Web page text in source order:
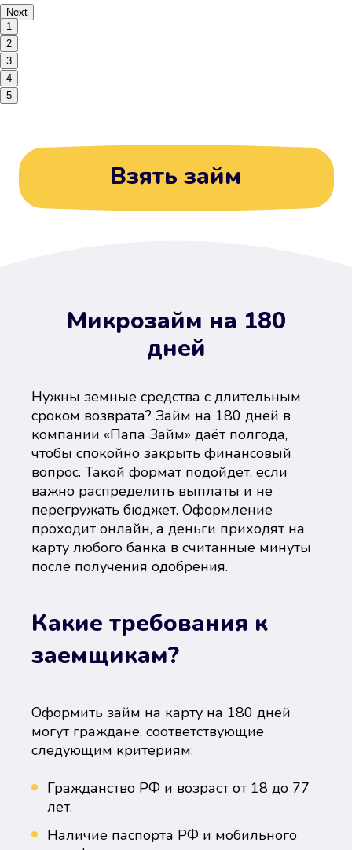
Next
1
2
3
4
5
Взять займ
Микрозайм на 180
дней
Нужны земные средства с длительным
сроком возврата? Займ на 180 дней в
компании «Папа Займ» даёт полгода,
чтобы спокойно закрыть финансовый
вопрос. Такой формат подойдёт, если
важно распределить выплаты и не
перегружать бюджет. Оформление
проходит онлайн, а деньги приходят на
карту любого банка в считанные минуты
после получения одобрения.
Какие требования к
заемщикам?
Оформить займ на карту на 180 дней
могут граждане, соответствующие
следующим критериям:
Гражданство РФ и возраст от 18 до 77
лет.
Наличие паспорта РФ и мобильного